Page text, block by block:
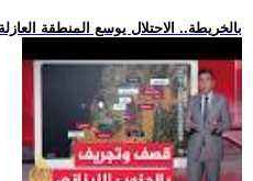
.. بالخريطة.. الاحتلال يوسع المنطقة